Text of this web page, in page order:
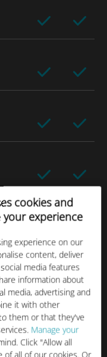
cookies and
experience
experience on our
content, deliver
media features
information about
media, advertising and
it with other
them or that they've
Manage your
Click "Allow all
of all of our cookies. Or